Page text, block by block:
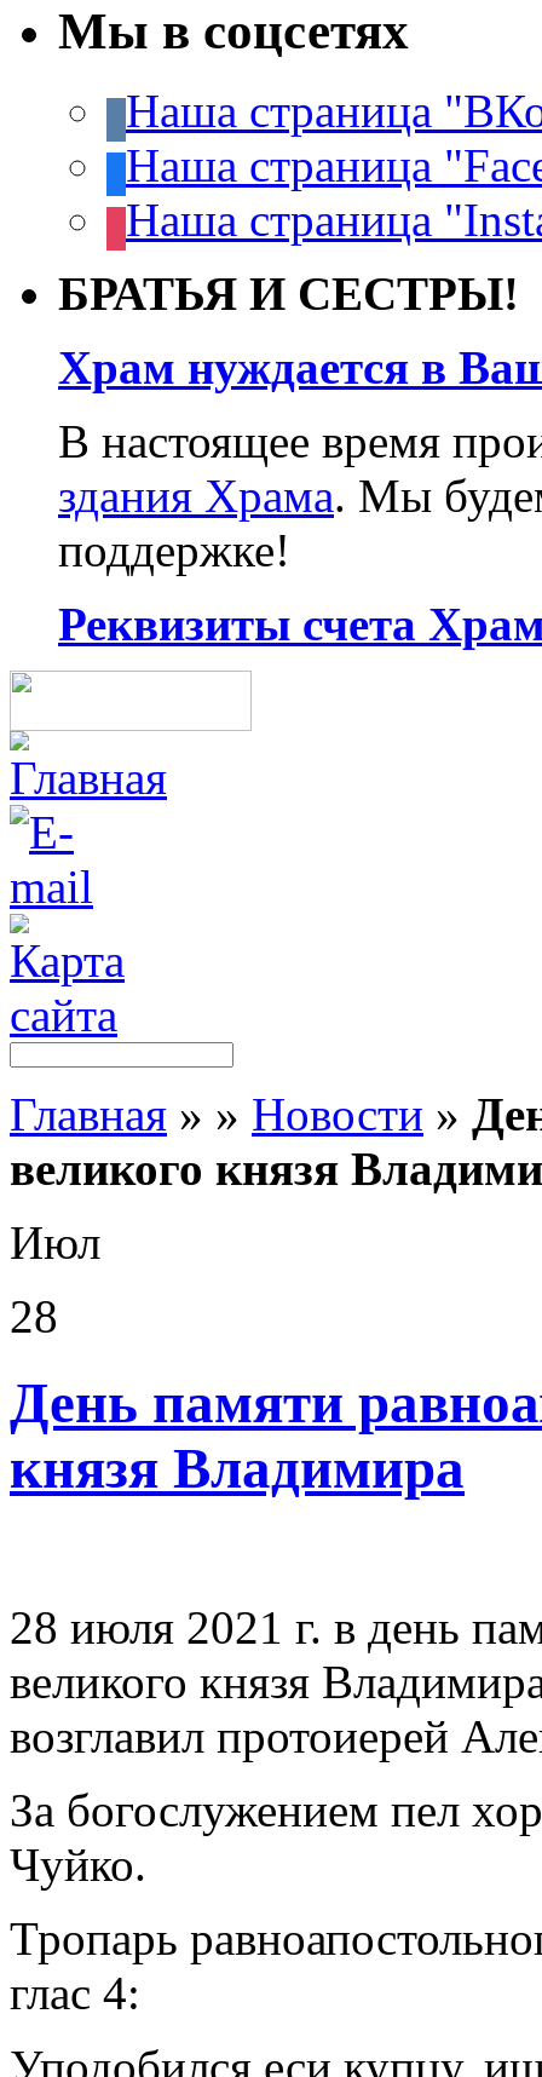
Мы в соцсетях
Наша страница
Наша страница
Наша страница
БРАТЬЯ И СЕСТРЫ!
Храм нуждается в
В настоящее время
здания Храма. Мы
поддержке!
Реквизиты счета
Главная » » Новости »
великого князя
Июл
28
День памяти
князя Владимира
28 июля 2021 г. в день
великого князя
возглавил протоиерей
За богослужением пел
Чуйко.
Тропарь
глас 4: